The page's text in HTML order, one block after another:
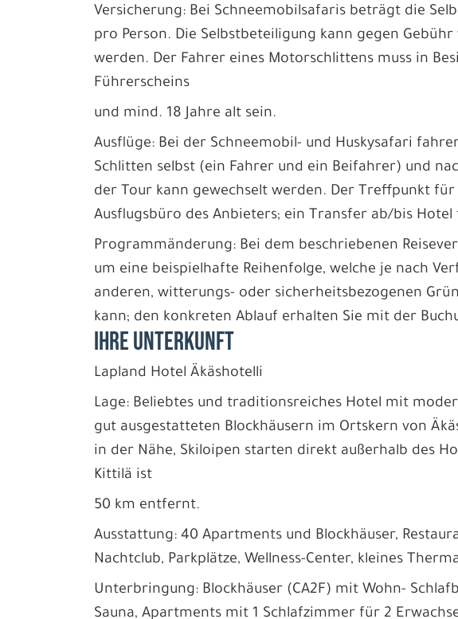
Versicherung: Bei Schneemobilsafaris beträgt die
pro Person. Die Selbstbeteiligung kann gegen
werden. Der Fahrer eines Motorschlittens muss in
Führerscheins
und mind. 18 Jahre alt sein.
Ausflüge: Bei der Schneemobil- und Huskysafari
Schlitten selbst (ein Fahrer und ein Beifahrer) und
der Tour kann gewechselt werden. Der Treffpunkt für
Ausflugsbüro des Anbieters; ein Transfer ab/bis
Programmänderung: Bei dem beschriebenen
um eine beispielhafte Reihenfolge, welche je nach
anderen, witterungs- oder sicherheitsbezogenen
kann; den konkreten Ablauf erhalten Sie mit der
IHRE UNTERKUNFT
Lapland Hotel Äkäshotelli
Lage: Beliebtes und traditionsreiches Hotel mit
gut ausgestatteten Blockhäusern im Ortskern von
in der Nähe, Skiloipen starten direkt außerhalb des
Kittilä ist
50 km entfernt.
Ausstattung: 40 Apartments und Blockhäuser,
Nachtclub, Parkplätze, Wellness-Center, kleines
Unterbringung: Blockhäuser (CA2F) mit Wohn-
Sauna, Apartments mit 1 Schlafzimmer für 2